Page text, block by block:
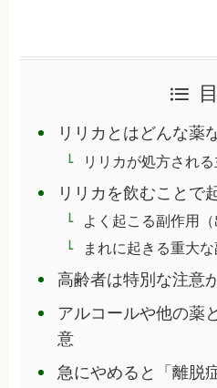
リリカとはどんな薬
リリカが処方され
リリカを飲むことで
よく起こる副作用（
まれに起きる重大
高齢者は特別な注意
アルコールや他の薬
意
急にやめると「離脱